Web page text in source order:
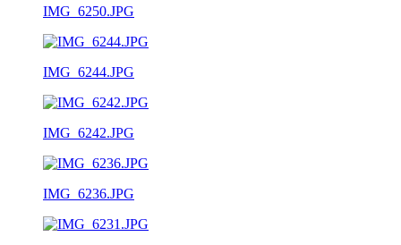
IMG_6250.JPG
IMG_6244.JPG
IMG_6242.JPG
IMG_6236.JPG